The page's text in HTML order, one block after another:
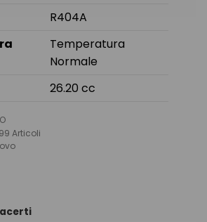
R404A
Temperatura
Normale
26.20 cc
99 Articoli